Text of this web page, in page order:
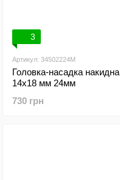
3
Артикул: 34502224M
Головка-насадка накидна
14х18 мм 24мм
730 грн